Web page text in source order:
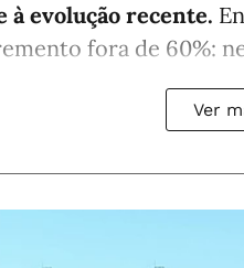
à evolução recente.
fora de 60%:
Ver